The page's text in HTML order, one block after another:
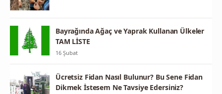
Bayrağında Ağaç ve Yaprak Kullanan Ülkeler
TAM LİSTE
16 Şubat
Ücretsiz Fidan Nasıl Bulunur? Bu Sene Fidan
Dikmek İstesem Ne Tavsiye Edersiniz?